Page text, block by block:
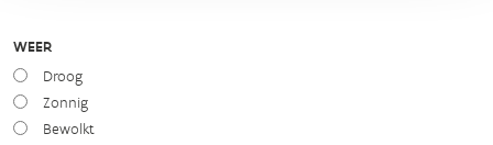
WEER
Droog
Zonnig
Bewolkt